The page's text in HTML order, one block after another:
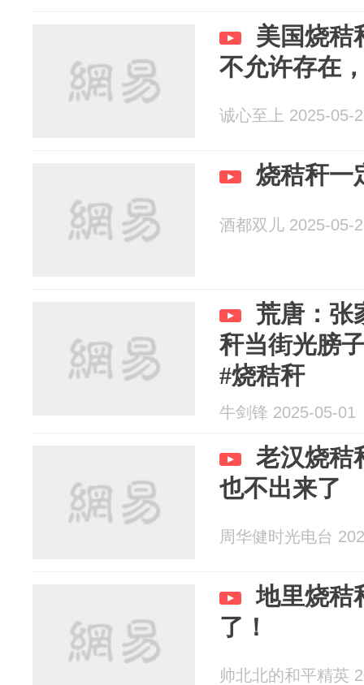
美国烧秸
不允许存在
诚心至上 2025-05-
烧秸秆一
酒都双儿 2025-05-
荒唐：张
秆当街光膀
#烧秸秆
牛剑锋 2025-05-01
老汉烧秸
也不出来了
周华健时光电台
地里烧秸
了！
帅北北的和平精英